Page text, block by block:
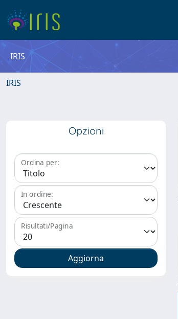
IRIS
IRIS
Opzioni
Ordina per:
In ordine:
Risultati/Pagina